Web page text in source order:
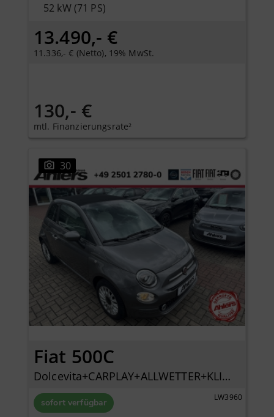
52 kW (71 PS)
13.490,- €
11.336,- € (Netto), 19% MwSt.
130,- €
mtl. Finanzierungsrate²
30
Fiat 500C
Dolcevita+CARPLAY+ALLWETTER+KLIMA+PDC+LICHTREGENSENSOR+
sofort verfügbar LW3960